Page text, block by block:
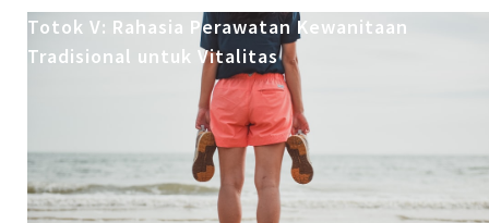
Totok V: Rahasia Perawatan Kewanitaan
Tradisional untuk Vitalitas